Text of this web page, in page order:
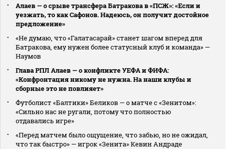
Алаев — о срыве трансфера Батракова в «ПСЖ»: «Если и
уезжать, то как Сафонов. Надеюсь, он получит достойное
предложение»
«Не думаю, что «Галатасарай» станет шагом вперед для
Батракова, ему нужен более статусный клуб и команда» —
Наумов
Глава РПЛ Алаев — о конфликте УЕФА и ФИФА:
«Конфронтация никому не нужна. На наши клубы и
сборные это не повлияет»
Футболист «Балтики» Беликов — о матче с «Зенитом»:
«Сильно нас не ругали, потому что полностью
отдавались игре»
«Перед матчем было ощущение, что забью, но не ожидал,
что так быстро» — игрок «Зенита» Кевин Андраде